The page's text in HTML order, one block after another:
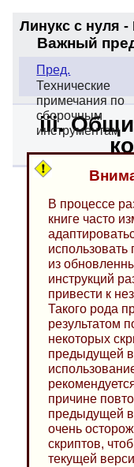
Линукс с нуля
Важный
Пред.
Технические
примечания по
сборочным
инструментам
iii.
В процессе
книге часто
из
инструкций
привести к
Такого рода
результатом
некоторых
предыдущей
причине
предыдущей
очень
скриптов,
текущей